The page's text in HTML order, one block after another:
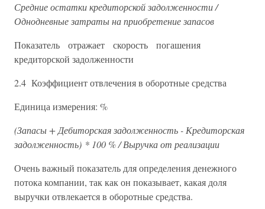
Средние остатки кредиторской задолженности /
Однодневные затраты на приобретение запасов
Показатель отражает скорость погашения
кредиторской задолженности
2.4 Коэффициент отвлечения в оборотные средства
Единица измерения: %
(Запасы + Дебиторская задолженность - Кредиторская
задолженность) * 100 % / Выручка от реализации
Очень важный показатель для определения денежного
потока компании, так как он показывает, какая доля
выручки отвлекается в оборотные средства.